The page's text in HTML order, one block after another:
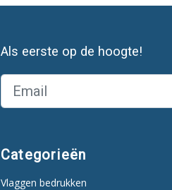
Als eerste op de hoogte!
Categorieën
Vlaggen bedrukken